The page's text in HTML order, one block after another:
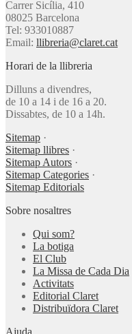
Carrer Sicília, 410
08025 Barcelona
Tel: 933010887
Email: llibreria@claret.cat
Horari de la llibreria
Dilluns a divendres,
de 10 a 14 i de 16 a 20.
Dissabtes, de 10 a 14h.
Sitemap ·
Sitemap llibres ·
Sitemap Autors ·
Sitemap Categories ·
Sitemap Editorials
Sobre nosaltres
Qui som?
La botiga
El Club
La Missa de Cada Dia
Activitats
Editorial Claret
Distribuïdora Claret